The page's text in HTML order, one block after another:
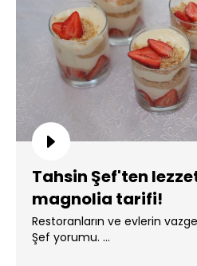
Tahsin Şef'ten
magnolia tarifi!
Restoranların ve evlerin
Şef yorumu. ...